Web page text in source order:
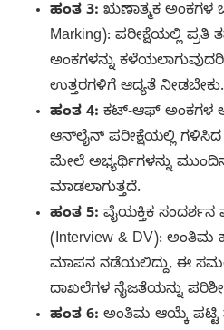
ಹಂತ 3: ಋಣಾತ್ಮಕ ಅಂಕಗಳ
Marking): ಪರೀಕ್ಷೆಯಲ್ಲಿ ಪ್ರತಿ
ಅಂಕಗಳನ್ನು
ಉತ್ತರಗಳಿಗೆ ಆದ್ಯತೆ ನೀಡಬೇಕು.
ಹಂತ 4: ಕಟ್-ಆಫ್ ಅಂಕಗಳ
ಆನ್‌ಲೈನ್ ಪರೀಕ್ಷೆಯಲ್ಲಿ
ಮೇಲೆ ಅಭ್ಯರ್ಥಿಗಳನ್ನು
ಮಾಡಲಾಗುತ್ತದೆ.
ಹಂತ 5: ವೈಯಕ್ತಿಕ ಸಂದರ್ಶನ
(Interview & DV): ಅಂತಿಮ
ಮಾಪನ ನಡೆಯಲಿದ್ದು, ಈ
ದಾಖಲೆಗಳ ನೈಜತೆಯನ್ನು
ಹಂತ 6: ಅಂತಿಮ ಆಯ್ಕೆ ಪಟ್ಟಿ